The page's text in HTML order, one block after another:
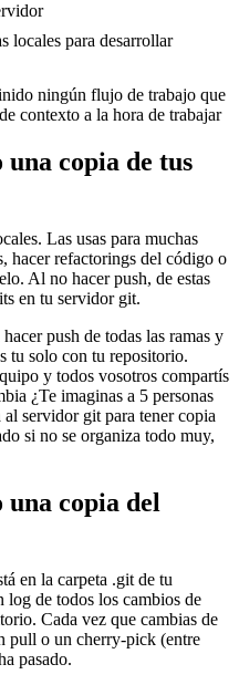
locales para desarrollar
ningún flujo de trabajo que
contexto a la hora de trabajar
una copia de tus
Las usas para muchas
hacer refactorings del código o
Al no hacer push, de estas
en tu servidor git.
push de todas las ramas y
tu solo con tu repositorio.
y todos vosotros compartís
¿Te imaginas a 5 personas
al servidor git para tener copia
si no se organiza todo muy,
una copia del
en la carpeta .git de tu
log de todos los cambios de
Cada vez que cambias de
pull o un cherry-pick (entre
pasado.